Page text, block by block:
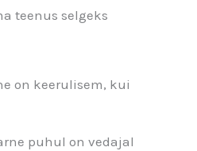
teenus selgeks
on keerulisem, kui
puhul on vedajal